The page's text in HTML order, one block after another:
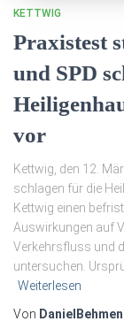
KETTWIG
Praxistest
und SPD
vor
Kettwig, den 12.
schlagen für die
Kettwig einen
Auswirkungen auf
Verkehrsfluss und
untersuchen.
Weiterlesen
Von